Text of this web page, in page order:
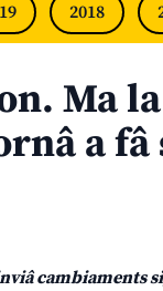
2018
Ma la
a fâ
cambiaments